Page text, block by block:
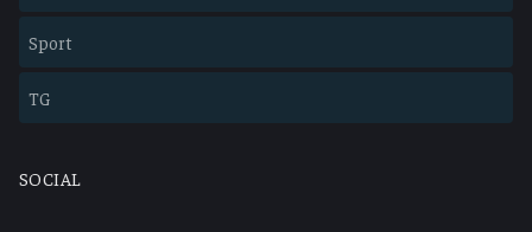
Sport
TG
SOCIAL